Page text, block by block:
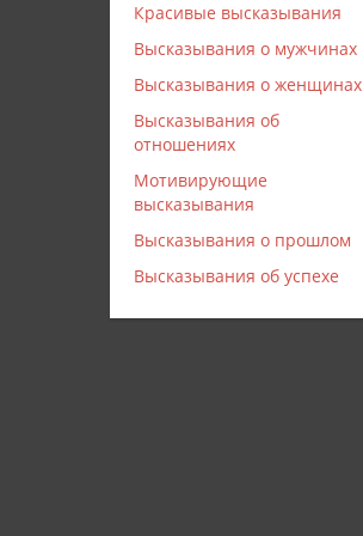
Красивые высказывания
Высказывания о мужчинах
Высказывания о женщинах
Высказывания об
отношениях
Мотивирующие
высказывания
Высказывания о прошлом
Высказывания об успехе